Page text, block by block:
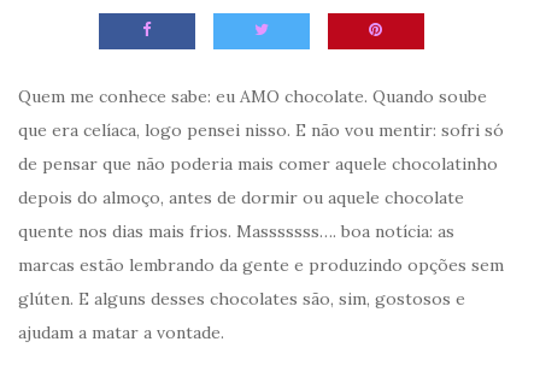
Quem me conhece sabe: eu AMO chocolate. Quando soube
que era celíaca, logo pensei nisso. E não vou mentir: sofri só
de pensar que não poderia mais comer aquele chocolatinho
depois do almoço, antes de dormir ou aquele chocolate
quente nos dias mais frios. Masssssss…. boa notícia: as
marcas estão lembrando da gente e produzindo opções sem
glúten. E alguns desses chocolates são, sim, gostosos e
ajudam a matar a vontade.